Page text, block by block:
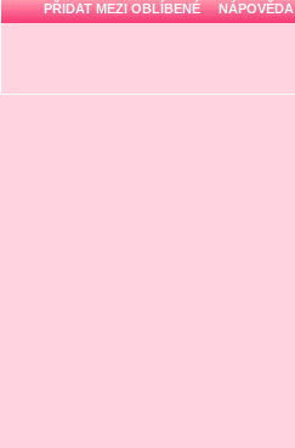
PŘIDAT MEZI OBLÍBENÉ NÁPOVĚDA